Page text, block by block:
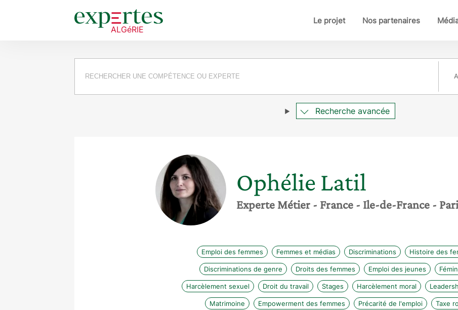
Le projet Nos partenaires
Requête
Recherche avancée
Ophélie Latil
Experte Métier - France - Ile-de-France -
Emploi des femmes Femmes et médias Discriminations Histoire des
Discriminations de genre Droits des femmes Emploi des jeunes
Harcèlement sexuel Droit du travail Stages Harcèlement moral
Matrimoine Empowerment des femmes Précarité de l'emploi Taxe